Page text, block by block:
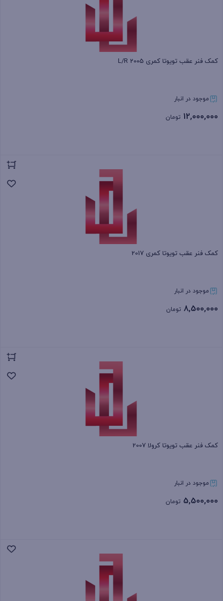
کمک فنر عقب تویوتا کمری 2005 L/R
موجود در انبار
12,000,000 تومان
کمک فنر عقب تویوتا کمری 2017
موجود در انبار
8,500,000 تومان
کمک فنر عقب تویوتا کرولا 2007
موجود در انبار
5,500,000 تومان